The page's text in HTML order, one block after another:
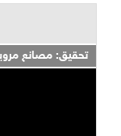
تحقيق: مصانع